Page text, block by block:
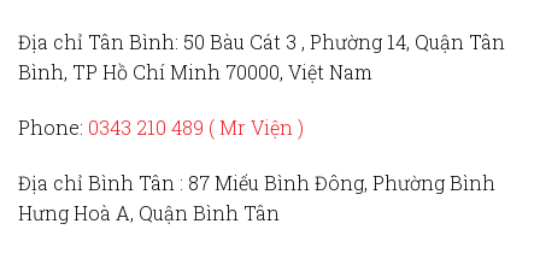
Địa chỉ Tân Bình: 50 Bàu Cát 3 , Phường 14, Quận Tân
Bình, TP Hồ Chí Minh 70000, Việt Nam
Phone: 0343 210 489 ( Mr Viện )
Địa chỉ Bình Tân : 87 Miếu Bình Đông, Phường Bình
Hưng Hoà A, Quận Bình Tân